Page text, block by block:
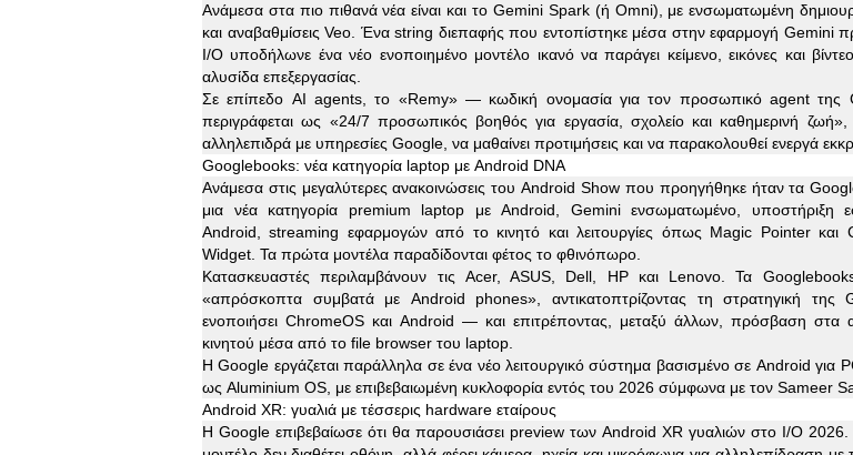
Ανάμεσα στα πιο πιθανά νέα είναι και το Gemini Spark (ή Omni), με ενσωματωμένη
και αναβαθμίσεις Veo. Ένα string διεπαφής που εντοπίστηκε μέσα στην εφαρμογή Gemini
I/O υποδήλωνε ένα νέο ενοποιημένο μοντέλο ικανό να παράγει κείμενο, εικόνες και
αλυσίδα επεξεργασίας.
Σε επίπεδο AI agents, το «Remy» — κωδική ονομασία για τον προσωπικό agent
περιγράφεται ως «24/7 προσωπικός βοηθός για εργασία, σχολείο και καθημερινή ζωή»,
αλληλεπιδρά με υπηρεσίες Google, να μαθαίνει προτιμήσεις και να παρακολουθεί ενεργά
Googlebooks: νέα κατηγορία laptop με Android DNA
Ανάμεσα στις μεγαλύτερες ανακοινώσεις του Android Show που προηγήθηκε ήταν τα
μια νέα κατηγορία premium laptop με Android, Gemini ενσωματωμένο, υποστήριξη
Android, streaming εφαρμογών από το κινητό και λειτουργίες όπως Magic Pointer και
Widget. Τα πρώτα μοντέλα παραδίδονται φέτος το φθινόπωρο.
Κατασκευαστές περιλαμβάνουν τις Acer, ASUS, Dell, HP και Lenovo. Τα
«απρόσκοπτα συμβατά με Android phones», αντικατοπτρίζοντας τη στρατηγική της
ενοποιήσει ChromeOS και Android — και επιτρέποντας, μεταξύ άλλων, πρόσβαση στα
κινητού μέσα από το file browser του laptop.
Η Google εργάζεται παράλληλα σε ένα νέο λειτουργικό σύστημα βασισμένο σε Android για
ως Aluminium OS, με επιβεβαιωμένη κυκλοφορία εντός του 2026 σύμφωνα με τον Sameer
Android XR: γυαλιά με τέσσερις hardware εταίρους
Η Google επιβεβαίωσε ότι θα παρουσιάσει preview των Android XR γυαλιών στο I/O